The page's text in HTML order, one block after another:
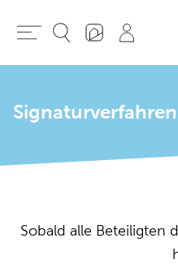
Sobald alle Beteiligten